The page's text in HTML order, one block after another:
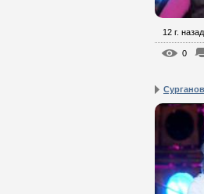
12 г. назад
0